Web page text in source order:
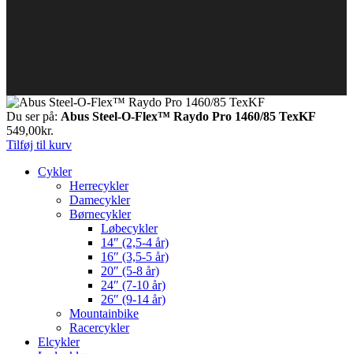
Du ser på: Abus Steel-O-Flex™ Raydo Pro 1460/85 TexKF
549,00kr.
Tilføj til kurv
Cykler
Herrecykler
Damecykler
Børnecykler
Løbecykler
14″ (2,5-4 år)
16″ (3,5-5 år)
20″ (5-8 år)
24″ (7-10 år)
26″ (9-14 år)
Mountainbike
Racercykler
Elcykler